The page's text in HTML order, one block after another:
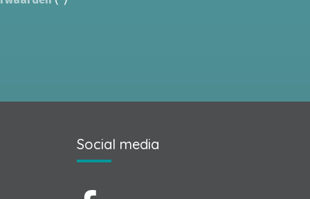
Social media